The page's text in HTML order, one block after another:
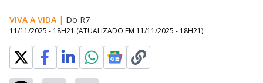
VIVA A VIDA | Do R7
11/11/2025 - 18H21 (ATUALIZADO EM 11/11/2025 - 18H21)